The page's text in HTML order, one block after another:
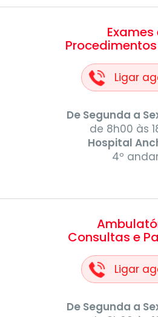
Exames
Ligar
De Segunda a
de 8h00 às
Hospital
4º
Consultas e
Ligar
De Segunda a